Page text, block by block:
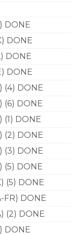
DONE
DONE
DONE
DONE
(4) DONE
(6) DONE
(1) DONE
(2) DONE
(3) DONE
(5) DONE
(5) DONE
FR) DONE
(2) DONE
DONE